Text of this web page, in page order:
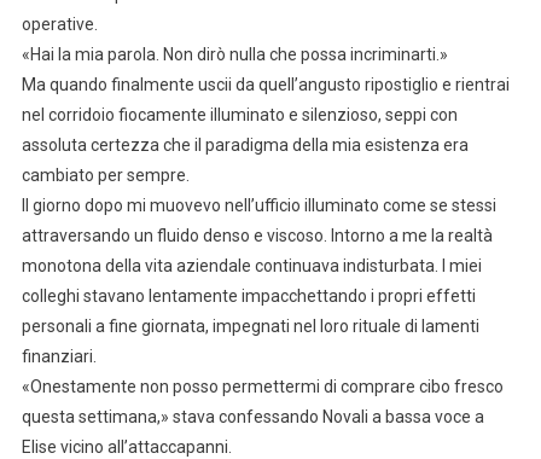
operative.
«Hai la mia parola. Non dirò nulla che possa incriminarti.»
Ma quando finalmente uscii da quell’angusto ripostiglio e rientrai
nel corridoio fiocamente illuminato e silenzioso, seppi con
assoluta certezza che il paradigma della mia esistenza era
cambiato per sempre.
Il giorno dopo mi muovevo nell’ufficio illuminato come se stessi
attraversando un fluido denso e viscoso. Intorno a me la realtà
monotona della vita aziendale continuava indisturbata. I miei
colleghi stavano lentamente impacchettando i propri effetti
personali a fine giornata, impegnati nel loro rituale di lamenti
finanziari.
«Onestamente non posso permettermi di comprare cibo fresco
questa settimana,» stava confessando Novali a bassa voce a
Elise vicino all’attaccapanni.